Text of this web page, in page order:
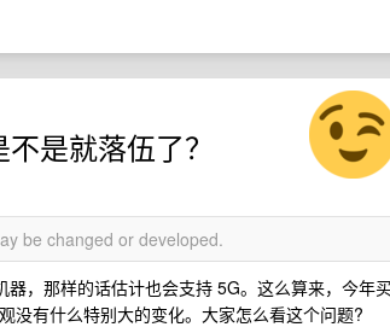
是就落伍了？
be changed or developed.
，那样的话估计也会支持 5G。这么算来，今年
没有什么特别大的变化。大家怎么看这个问题?